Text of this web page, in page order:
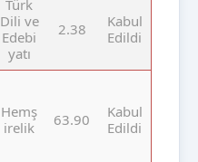
Türk
Dili ve
Edebi
yatı
2.38
Kabul
Edildi
Hemş
irelik
63.90
Kabul
Edildi